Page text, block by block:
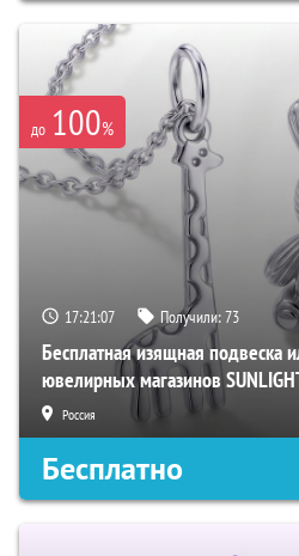
до 100%
17:21:06 Получили:73
Бесплатная изящная подвеска
ювелирных магазинов
Россия
Бесплатно